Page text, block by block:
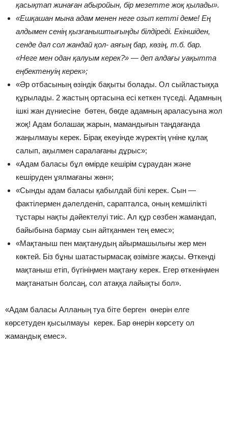
қасықтап жинаған абыройын, бір мезетте жоқ қылады».
«Ешқашан мына адам менен неге озып кетті деме! Ең
алдымен сенің қызғаныштығыңды білдіреді. Екіншіден,
сенде дәл сол жандай қол- аяғың бар, көзің, т.б. бар.
«Неге мен одан қалуым керек?» — деп алдағы уақытта
еңбектенуің керек»;
«Әр отбасының өзіндік бақыты болады. Ол сыйластыққа
құрылады. 2 жастың ортасына есі кеткен түседі. Адамның
ішкі жан дүниесіне бөтен, бөгде адамның араласуына жол
жоқ! Адам болашақ жарын, мамандығын таңдағанда
жаңылмауы керек. Бірақ екеуінде жүректің үніне құлақ
салып, ақылмен саралағаны дұрыс»;
«Адам баласы бұл өмірде кешірім сұраудан және
кешіруден ұялмағаны жөн»;
«Сынды адам баласы қабылдай білі керек. Сын —
фактілермен дәлелденіп, сарапталса, оның кемшілікті
тұстары нақты дәйектелуі тиіс. Ал құр сөзбен жамандап,
байыбына бармау сын айтқанмен тең емес»;
«Мақтаныш пен мақтанудың айырмашылығы жер мен
көктей. Біз бұны шатастырмасақ өзімізге жақсы. Өткенді
мақтаныш етіп, бүгініңмен мақтану керек. Егер өткеніңмен
мақтанатын болсаң, сол атаққа лайықты бол».
«Адам баласы Алланың туа біте берген өнерін елге
көрсетуден қысылмауы керек. Бар өнерін көрсету ол
жамандық емес».